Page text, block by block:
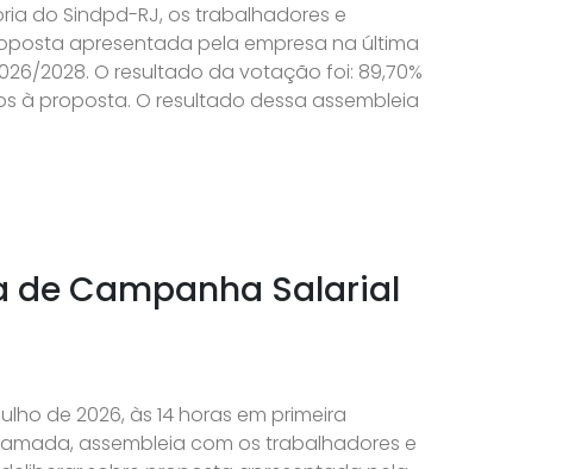
do Sindpd-RJ, os trabalhadores e
apresentada pela empresa na última
2028. O resultado da votação foi: 89,70%
à proposta. O resultado dessa assembleia
de Campanha Salarial
de 2026, às 14 horas em primeira
assembleia com os trabalhadores e